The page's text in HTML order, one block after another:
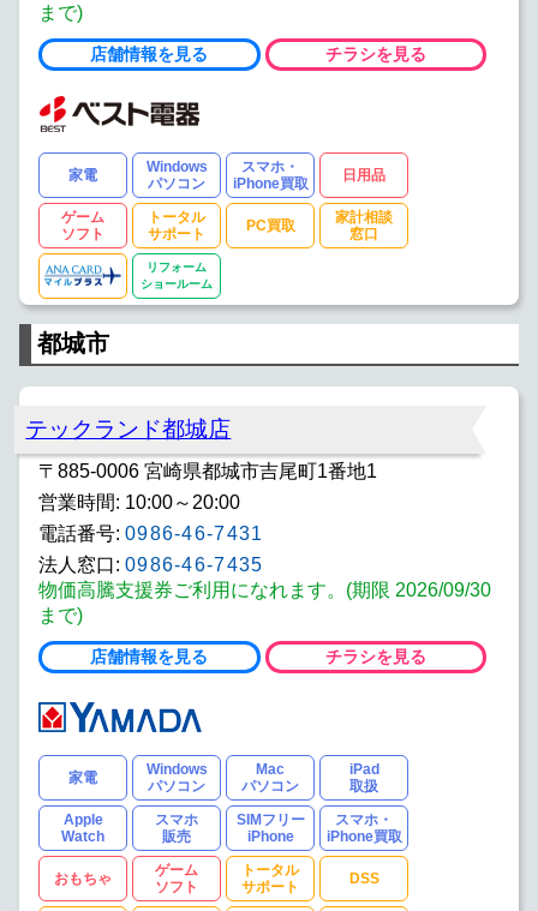
まで)
店舗情報を見る チラシを見る
家電
Windows
パソコン
スマホ・
iPhone買取
日用品
ゲーム
ソフト
トータル
サポート
PC買取
家計相談
窓口
リフォーム
ショールーム
都城市
テックランド都城店
〒885-0006 宮崎県都城市吉尾町1番地1
営業時間: 10:00～20:00
電話番号: 0986-46-7431
法人窓口: 0986-46-7435
物価高騰支援券ご利用になれます。(期限 2026/09/30
まで)
店舗情報を見る チラシを見る
家電
Windows
パソコン
Mac
パソコン
iPad
取扱
Apple
Watch
スマホ
販売
SIMフリー
iPhone
スマホ・
iPhone買取
おもちゃ
ゲーム
ソフト
トータル
サポート
DSS